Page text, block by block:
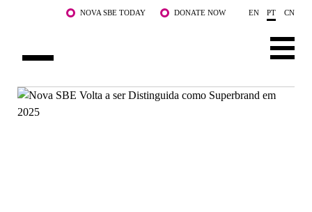
Saltar para o conteúdo principalNOVA SBE TODAY DONATE NOW EN PT CN
SOBRE NÓS